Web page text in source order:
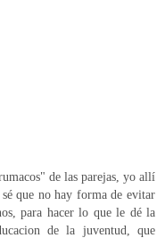
de las parejas, yo allí
que no hay forma de evitar
para hacer lo que le dé la
de la juventud, que